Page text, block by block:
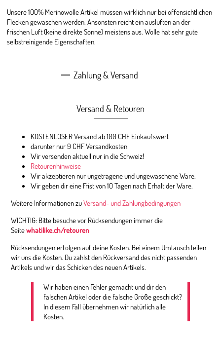
Unsere 100% Merinowolle Artikel müssen wirklich nur bei offensichtlichen
Flecken gewaschen werden. Ansonsten reicht ein auslüften an der
frischen Luft (keine direkte Sonne) meistens aus. Wolle hat sehr gute
selbstreinigende Eigenschaften.
Zahlung & Versand
Versand & Retouren
KOSTENLOSER Versand ab 100 CHF Einkaufswert
darunter nur 9 CHF Versandkosten
Wir versenden aktuell nur in die Schweiz!
Retourenhinweise
Wir akzeptieren nur ungetragene und ungewaschene Ware.
Wir geben dir eine Frist von 10 Tagen nach Erhalt der Ware.
Weitere Informationen zuVersand- und Zahlungbedingungen
WICHTIG: Bitte besuche vor Rücksendungen immer die
Seitewhatilike.ch/retouren
Rücksendungen erfolgen auf deine Kosten. Bei einem Umtausch teilen
wir uns die Kosten. Du zahlst den Rückversand des nicht passenden
Artikels und wir das Schicken des neuen Artikels.
Wir haben einen Fehler gemacht und dir den
falschen Artikel oder die falsche Größe geschickt?
In diesem Fall übernehmen wir natürlich alle
Kosten.